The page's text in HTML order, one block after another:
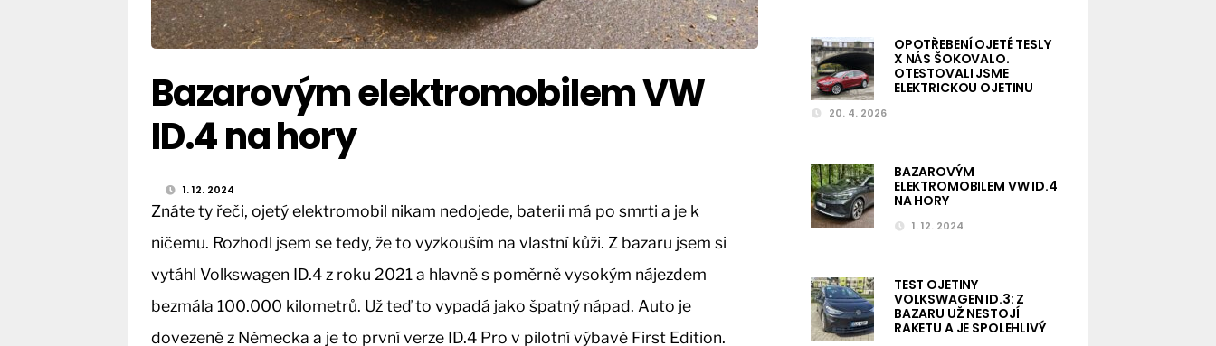
Bazarovým elektromobilem VW
ID.4 na hory
1. 12. 2024
Znáte ty řeči, ojetý elektromobil nikam nedojede, baterii má po smrti a je k
ničemu. Rozhodl jsem se tedy, že to vyzkouším na vlastní kůži. Z bazaru jsem si
vytáhl Volkswagen ID.4 z roku 2021 a hlavně s poměrně vysokým nájezdem
bezmála 100.000 kilometrů. Už teď to vypadá jako špatný nápad. Auto je
dovezené z Německa a je to první verze ID.4 Pro v pilotní výbavě First Edition.
OPOTŘEBENÍ OJETÉ TESLY
X NÁS ŠOKOVALO.
OTESTOVALI JSME
ELEKTRICKOU OJETINU
20. 4. 2026
BAZAROVÝM
ELEKTROMOBILEM VW ID.4
NA HORY
1. 12. 2024
TEST OJETINY
VOLKSWAGEN ID.3: Z
BAZARU UŽ NESTOJÍ
RAKETU A JE SPOLEHLIVÝ